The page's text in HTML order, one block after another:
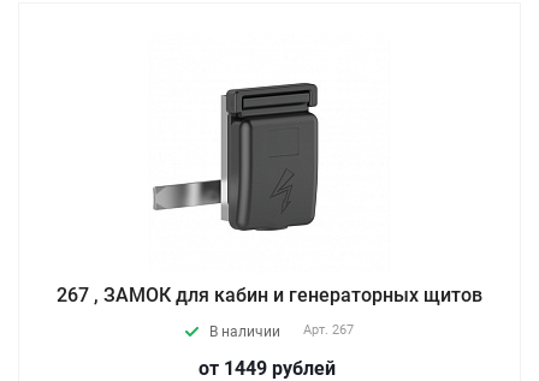
267 , ЗАМОК для кабин и генераторных щитов
В наличии Арт. 267
от 1449 рублей